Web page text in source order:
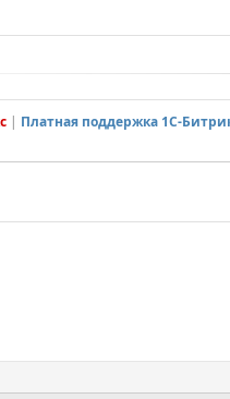
| Платная поддержка 1С-